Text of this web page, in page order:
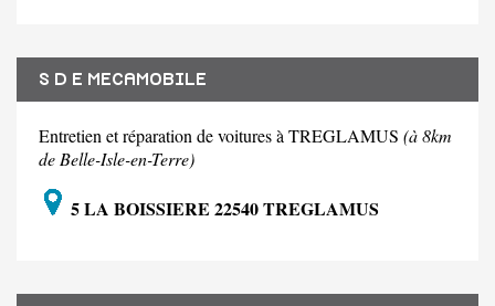
S D E MECAMOBILE
Entretien et réparation de voitures à TREGLAMUS (à 8km
de Belle-Isle-en-Terre)
5 LA BOISSIERE 22540 TREGLAMUS